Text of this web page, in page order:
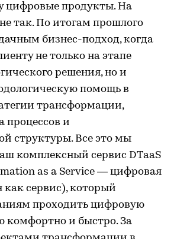
цифровые продукты. На
так. По итогам прошлого
бизнес-подход, когда
не только на этапе
решения, но и
помощь в
трансформации,
и
структуры. Все это мы
комплексный сервис DTaaS
as a Service — цифровая
сервис), который
проходить цифровую
комфортно и быстро. За